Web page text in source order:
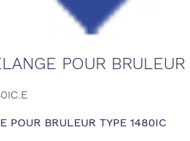
POUR BRULEUR
POUR BRULEUR TYPE 1480IC